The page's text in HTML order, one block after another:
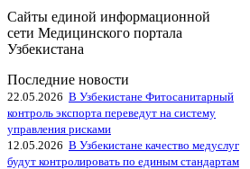
Сайты единой информационной
сети Медицинского портала
Узбекистана
Последние новости
22.05.2026 В Узбекистане Фитосанитарный
контроль экспорта переведут на систему
управления рисками
12.05.2026 В Узбекистане качество медуслуг
будут контролировать по единым стандартам